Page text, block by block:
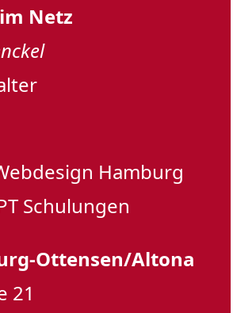
Netz
Hamburg
Schulungen
Ottensen/Altona
21